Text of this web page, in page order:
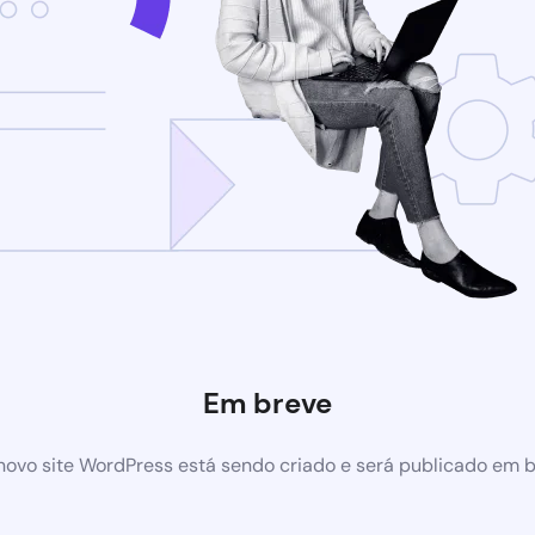
Em breve
site WordPress está sendo criado e será publicado em